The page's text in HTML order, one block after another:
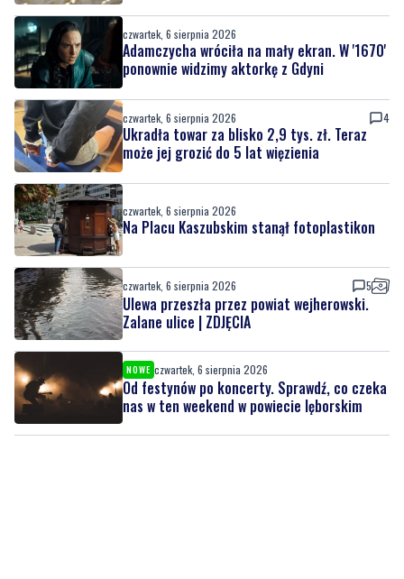
czwartek, 6 sierpnia 2026
Adamczycha wróciła na mały ekran. W '1670'
ponownie widzimy aktorkę z Gdyni
czwartek, 6 sierpnia 2026 4
Ukradła towar za blisko 2,9 tys. zł. Teraz
może jej grozić do 5 lat więzienia
czwartek, 6 sierpnia 2026
Na Placu Kaszubskim stanął fotoplastikon
czwartek, 6 sierpnia 2026 5
Ulewa przeszła przez powiat wejherowski.
Zalane ulice | ZDJĘCIA
NOWE czwartek, 6 sierpnia 2026
Od festynów po koncerty. Sprawdź, co czeka
nas w ten weekend w powiecie lęborskim